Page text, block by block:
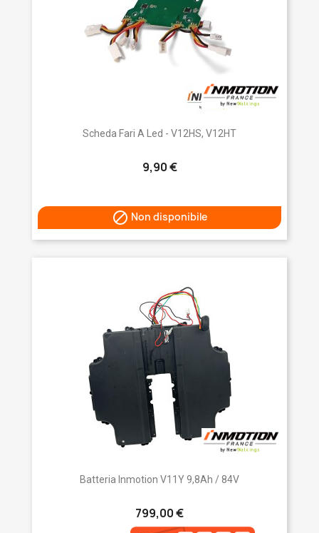
Scheda Fari A Led - V12HS, V12HT
9,90 €
 Non disponibile
Batteria Inmotion V11Y 9,8Ah / 84V
799,00 €